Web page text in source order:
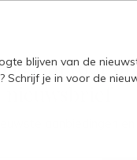
blijven van de
Schrijf je in voor de
je aan voor
nieuwsbrief